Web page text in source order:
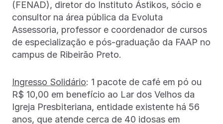
(FENAD), diretor do Instituto Ástikos, sócio e
consultor na área pública da Evoluta
Assessoria, professor e coordenador de cursos
de especialização e pós-graduação da FAAP no
campus de Ribeirão Preto.
Ingresso Solidário: 1 pacote de café em pó ou
R$ 10,00 em benefício ao Lar dos Velhos da
Igreja Presbiteriana, entidade existente há 56
anos, que atende cerca de 40 idosas em